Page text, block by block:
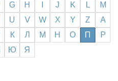
G H J K L
M
U V W X Y Z
А
К Л М Н О П
Р
Ю Я